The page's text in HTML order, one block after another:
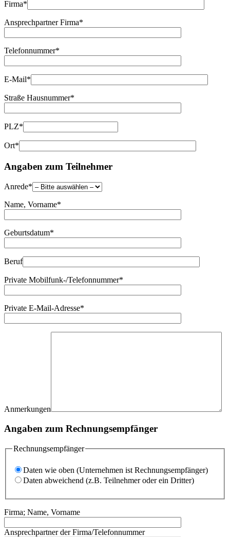
Firma*
Ansprechpartner Firma*
Telefonnummer*
E-Mail*
Straße Hausnummer*
PLZ*
Ort*
Angaben zum Teilnehmer
Anrede*
Name, Vorname*
Geburtsdatum*
Beruf
Private Mobilfunk-/Telefonnummer*
Private E-Mail-Adresse*
Anmerkungen
Angaben zum Rechnungsempfänger
Rechnungsempfänger
Daten wie oben (Unternehmen ist Rechnungsempfänger)
Daten abweichend (z.B. Teilnehmer oder ein Dritter)
Firma; Name, Vorname
Ansprechpartner der Firma/Telefonnummer